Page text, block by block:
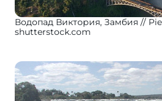
Водопад Виктория, Замбия
shutterstock.com